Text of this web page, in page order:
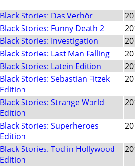
Black Stories: Das Verhör
Black Stories: Funny Death 2
Black Stories: Investigation
Black Stories: Last Man Falling
Black Stories: Latein Edition
Black Stories: Sebastian Fitzek
Edition
Black Stories: Strange World
Edition
Black Stories: Superheroes
Edition
Black Stories: Tod in Hollywood
Edition